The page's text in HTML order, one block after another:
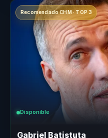
Recomendado CHM · TOP 3
Disponible
Gabriel Batistuta